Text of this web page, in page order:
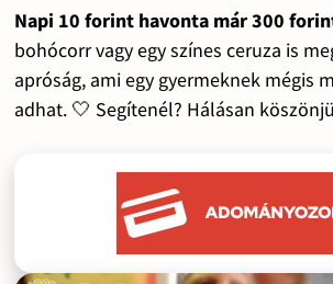
Napi 10 forint havonta már 300
bohócorr vagy egy színes ceruza is
apróság, ami egy gyermeknek mégis
adhat. 🤍 Segítenél? Hálásan